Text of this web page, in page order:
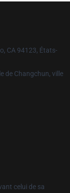
CA 94123, États-
de Changchun, ville
celui de sa